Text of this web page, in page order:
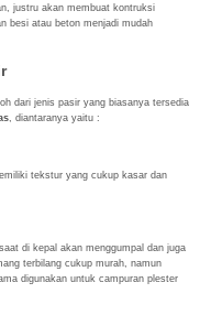
justru akan membuat kontruksi
besi atau beton menjadi mudah
dari jenis pasir yang biasanya tersedia
, diantaranya yaitu :
tekstur yang cukup kasar dan
di kepal akan menggumpal dan juga
terbilang cukup murah, namun
digunakan untuk campuran plester